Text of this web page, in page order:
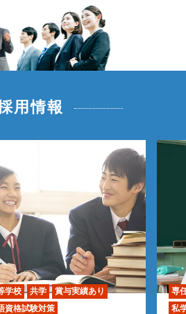
用情報
学校 共学
賞与実績あり
資格試験対策
専
私